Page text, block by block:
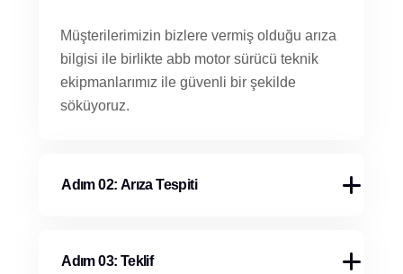
Müşterilerimizin bizlere vermiş olduğu arıza
bilgisi ile birlikte abb motor sürücü teknik
ekipmanlarımız ile güvenli bir şekilde
söküyoruz.
Adım 02: Arıza Tespiti
Adım 03: Teklif